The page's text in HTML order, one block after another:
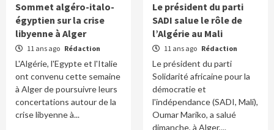
Sommet algéro-italo-
égyptien sur la crise
libyenne à Alger
11 ans ago Rédaction
L'Algérie, l'Egypte et l'Italie
ont convenu cette semaine
à Alger de poursuivre leurs
concertations autour de la
crise libyenne à...
Le président du parti
SADI salue le rôle de
l’Algérie au Mali
11 ans ago Rédaction
Le président du parti
Solidarité africaine pour la
démocratie et
l'indépendance (SADI, Mali),
Oumar Mariko, a salué
dimanche, à Alger,...